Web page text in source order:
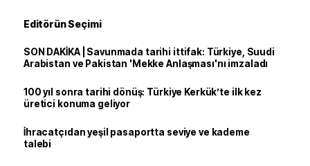
Editörün Seçimi
SON DAKİKA | Savunmada tarihi ittifak: Türkiye, Suudi
Arabistan ve Pakistan 'Mekke Anlaşması'nı imzaladı
100 yıl sonra tarihi dönüş: Türkiye Kerkük’te ilk kez
üretici konuma geliyor
İhracatçıdan yeşil pasaportta seviye ve kademe
talebi